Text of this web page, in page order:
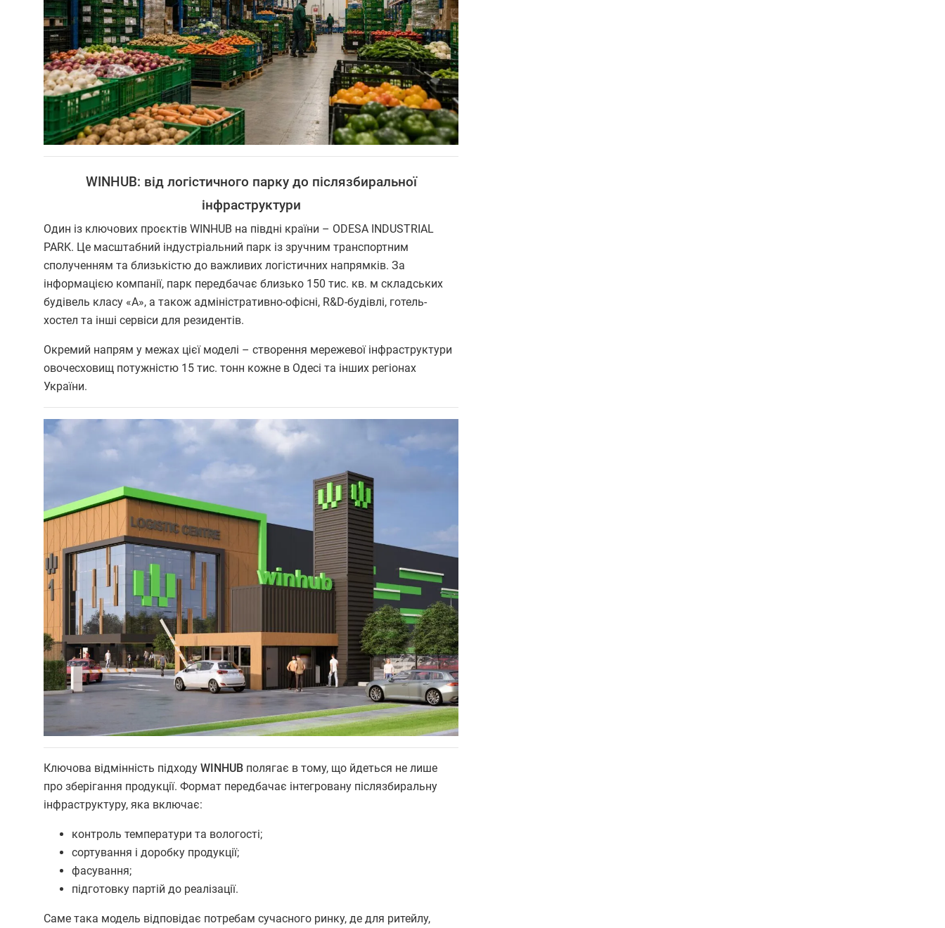
WINHUB: від логістичного парку до післязбиральної
інфраструктури
Один із ключових проєктів WINHUB на півдні країни – ODESA INDUSTRIAL
PARK. Це масштабний індустріальний парк із зручним транспортним
сполученням та близькістю до важливих логістичних напрямків. За
інформацією компанії, парк передбачає близько 150 тис. кв. м складських
будівель класу «А», а також адміністративно-офісні, R&D-будівлі, готель-
хостел та інші сервіси для резидентів.
Окремий напрям у межах цієї моделі – створення мережевої інфраструктури
овочесховищ потужністю 15 тис. тонн кожне в Одесі та інших регіонах
України.
Ключова відмінність підходу WINHUB полягає в тому, що йдеться не лише
про зберігання продукції. Формат передбачає інтегровану післязбиральну
інфраструктуру, яка включає:
контроль температури та вологості;
сортування і доробку продукції;
фасування;
підготовку партій до реалізації.
Саме така модель відповідає потребам сучасного ринку, де для ритейлу,